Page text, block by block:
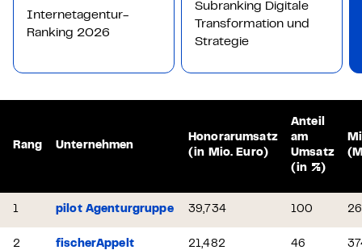
Internetagentur-
Ranking 2026
Subranking Digitale
Transformation und
Strategie
Rang Unternehmen
Honorarumsatz
(in Mio. Euro)
Anteil
am
Umsatz
(in %)
1 pilot Agenturgruppe 39,734 100
2 fischerAppelt 21,482 46